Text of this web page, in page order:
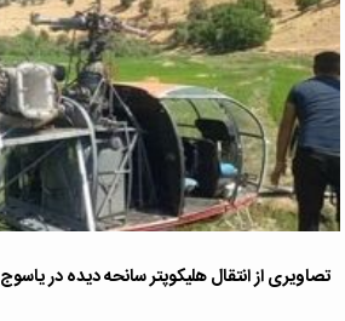
تصاویری از انتقال هلیکوپتر سانحه دیده در یاسوج